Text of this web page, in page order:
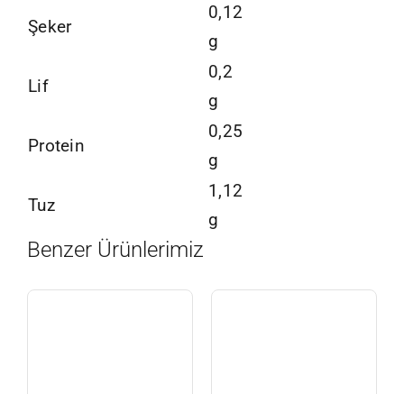
Şeker
0,12
g
Lif
0,2
g
Protein
0,25
g
Tuz
1,12
g
Benzer Ürünlerimiz